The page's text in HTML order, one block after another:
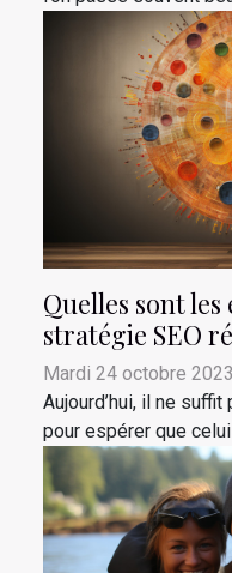
Quelles sont les
stratégie SEO
Mardi 24 octobre
Aujourd’hui, il ne
pour espérer que